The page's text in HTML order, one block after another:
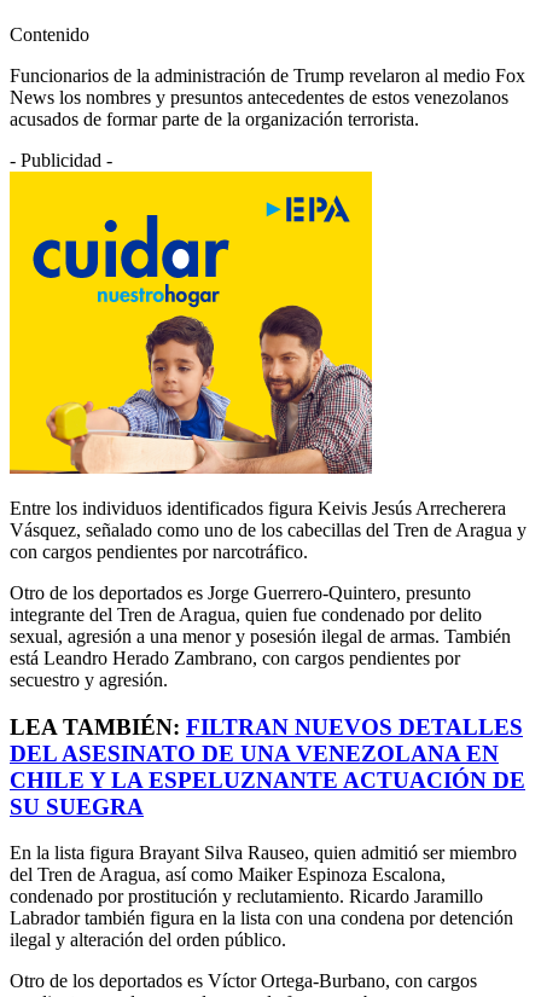
Contenido
Funcionarios de la administración de Trump revelaron al medio Fox
News los nombres y presuntos antecedentes de estos venezolanos
acusados de formar parte de la organización terrorista.
- Publicidad -
Entre los individuos identificados figura Keivis Jesús Arrecherera
Vásquez, señalado como uno de los cabecillas del Tren de Aragua y
con cargos pendientes por narcotráfico.
Otro de los deportados es Jorge Guerrero-Quintero, presunto
integrante del Tren de Aragua, quien fue condenado por delito
sexual, agresión a una menor y posesión ilegal de armas. También
está Leandro Herado Zambrano, con cargos pendientes por
secuestro y agresión.
LEA TAMBIÉN: FILTRAN NUEVOS DETALLES
DEL ASESINATO DE UNA VENEZOLANA EN
CHILE Y LA ESPELUZNANTE ACTUACIÓN DE
SU SUEGRA
En la lista figura Brayant Silva Rauseo, quien admitió ser miembro
del Tren de Aragua, así como Maiker Espinoza Escalona,
condenado por prostitución y reclutamiento. Ricardo Jaramillo
Labrador también figura en la lista con una condena por detención
ilegal y alteración del orden público.
Otro de los deportados es Víctor Ortega-Burbano, con cargos